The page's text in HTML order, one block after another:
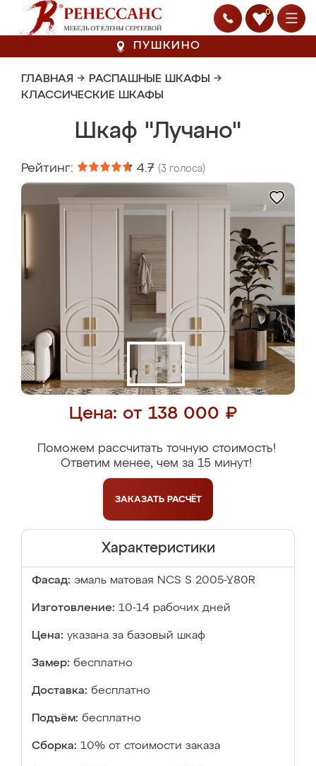
0
ПУШКИНО
ГЛАВНАЯ → РАСПАШНЫЕ ШКАФЫ →
КЛАССИЧЕСКИЕ ШКАФЫ
Шкаф "Лучано"
Рейтинг: 4.7 (3 голоса)
Цена: от 138 000 ₽
Поможем рассчитать точную стоимость!
Ответим менее, чем за 15 минут!
ЗАКАЗАТЬ РАСЧЁТ
Характеристики
Фасад: эмаль матовая NCS S 2005-Y80R
Изготовление: 10-14 рабочих дней
Цена: указана за базовый шкаф
Замер: бесплатно
Доставка: бесплатно
Подъём: бесплатно
Сборка: 10% от стоимости заказа